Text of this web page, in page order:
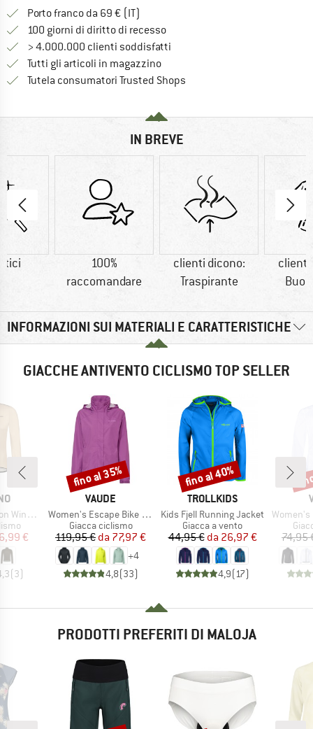
Porto franco da 69 € (IT)
100 giorni di diritto di recessoVai alla politica di recesso qui
> 4.000.000 clienti soddisfatti
Tutti gli articoli in magazzino
Tutela consumatori Trusted Shops
IN BREVE
100%
raccomandare
clienti dicono:
Traspirante
clienti
INFORMAZIONI SUI MATERIALI E CARATTERISTICHE
GIACCHE ANTIVENTO CICLISMO TOP SELLER
ridotto
€
(3)
MARCHIO
VAUDE
Articolo
Women's Escape Bike Light Jacket
Gruppo di prodotti
Giacca ciclismo
Prezzo
119,95 € Prezzo ridotto
da 77,97 €
+4
4,8(33)
Sconto
fino al 35%
MARCHIO
TROLLKIDS
Articolo
Kids Fjell Running Jacket
Gruppo di prodotti
Giacca a vento
Prezzo
44,95 € Prezzo ridotto
da 26,97 €
4,9(17)
Sconto
fino al 40%
Articolo
Women's
74,95
PRODOTTI PREFERITI DI MALOJA